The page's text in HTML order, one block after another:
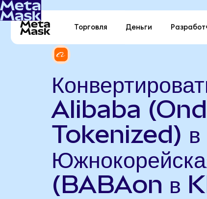
Торговля Деньги
Alibaba
Tokenized) в
(BABAon в